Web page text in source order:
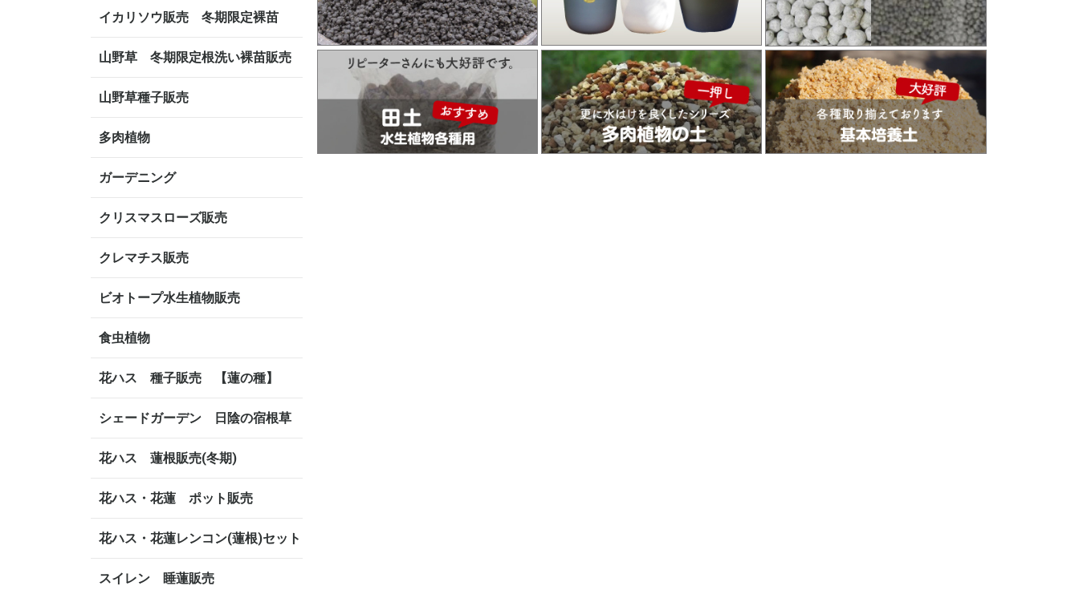
イカリソウ販売 冬期限定裸苗
山野草 冬期限定根洗い裸苗販売
山野草種子販売
多肉植物
ガーデニング
クリスマスローズ販売
クレマチス販売
ビオトープ水生植物販売
食虫植物
花ハス 種子販売 【蓮の種】
シェードガーデン 日陰の宿根草
花ハス 蓮根販売(冬期)
花ハス・花蓮 ポット販売
花ハス・花蓮レンコン(蓮根)セット
スイレン 睡蓮販売